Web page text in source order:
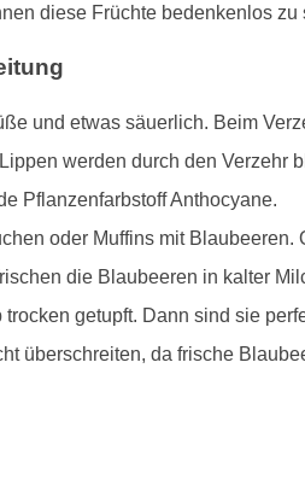
diese Früchte bedenkenlos
und etwas säuerlich. Beim
werden durch den Verzehr
Pflanzenfarbstoff Anthocyane.
oder Muffins mit
die Blaubeeren in kalter
getupft. Dann sind sie
überschreiten, da frische